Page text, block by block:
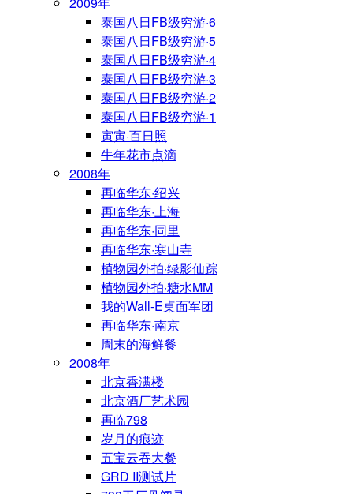
泰国八日FB级穷游·6
泰国八日FB级穷游·5
泰国八日FB级穷游·4
泰国八日FB级穷游·3
泰国八日FB级穷游·2
泰国八日FB级穷游·1
寅寅·百日照
牛年花市点滴
2008年
再临华东·绍兴
再临华东·上海
再临华东·同里
再临华东·寒山寺
植物园外拍·绿影仙踪
植物园外拍·糖水MM
我的Wall-E桌面军团
再临华东·南京
周末的海鲜餐
2008年
北京香满楼
北京酒厂艺术园
再临798
岁月的痕迹
五宝云吞大餐
GRD II测试片